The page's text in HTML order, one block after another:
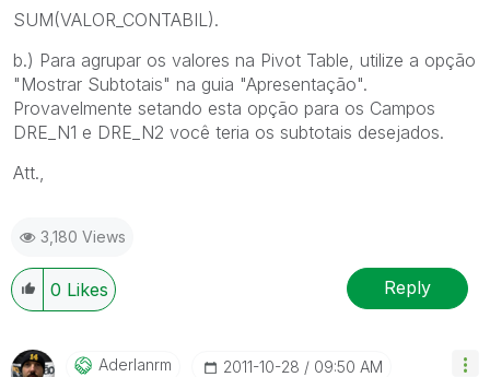
SUM(VALOR_CONTABIL).
b.) Para agrupar os valores na Pivot Table, utilize a opção
"Mostrar Subtotais" na guia "Apresentação".
Provavelmente setando esta opção para os Campos
DRE_N1 e DRE_N2 você teria os subtotais desejados.
Att.,
3,180 Views
0 Likes Reply
Aderlanrm ‎2011-10-28 09:50 AM